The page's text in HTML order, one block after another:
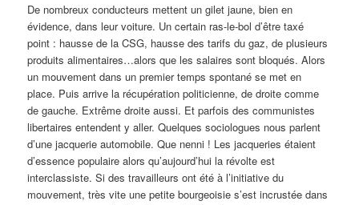
De nombreux conducteurs mettent un gilet jaune, bien en
évidence, dans leur voiture. Un certain ras-le-bol d’être taxé
point : hausse de la CSG, hausse des tarifs du gaz, de plusieurs
produits alimentaires…alors que les salaires sont bloqués. Alors
un mouvement dans un premier temps spontané se met en
place. Puis arrive la récupération politicienne, de droite comme
de gauche. Extrême droite aussi. Et parfois des communistes
libertaires entendent y aller. Quelques sociologues nous parlent
d’une jacquerie automobile. Que nenni ! Les jacqueries étaient
d’essence populaire alors qu’aujourd’hui la révolte est
interclassiste. Si des travailleurs ont été à l’initiative du
mouvement, très vite une petite bourgeoisie s’est incrustée dans